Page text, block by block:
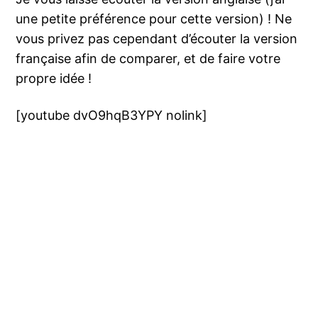
une petite préférence pour cette version) ! Ne
vous privez pas cependant d’écouter la version
française afin de comparer, et de faire votre
propre idée !
[youtube dvO9hqB3YPY nolink]